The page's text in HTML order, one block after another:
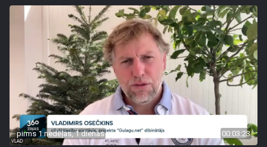
pirms 1 nedēļas, 1 dienas 00:03:23